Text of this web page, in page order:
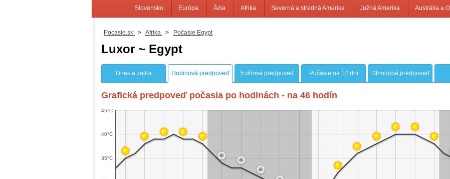
Slovensko Európa Ázia Afrika Severná a stredná Amerika Južná Amerika Austrália a
Pocasie.sk > Afrika > Počasie Egypt
Luxor ~ Egypt
Dnes a zajtra Hodinová predpoveď 5 dňová predpoveď Počasie na 14 dní Dlhodobá predpoveď
Grafická predpoveď počasia po hodinách - na 46 hodín
35°C
40°C
45°C